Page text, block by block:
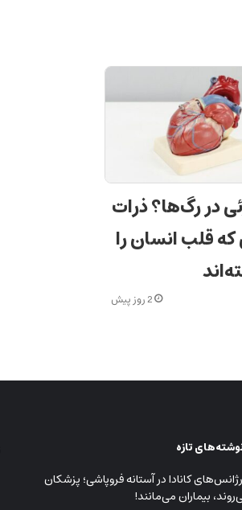
در رگ‌ها؟ ذرات
قلب انسان را
2 روز پیش
تازه
کانادا در آستانه فروپاشی؛ پزشکان
بیماران می‌مانند!